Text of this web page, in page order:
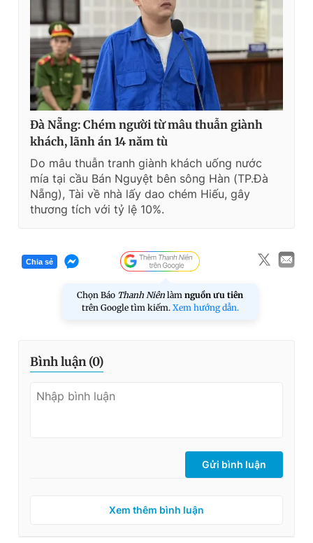
Đà Nẵng: Chém người từ mâu thuẫn giành
khách, lãnh án 14 năm tù
Do mâu thuẫn tranh giành khách uống nước
mía tại cầu Bán Nguyệt bên sông Hàn (TP.Đà
Nẵng), Tài về nhà lấy dao chém Hiếu, gây
thương tích với tỷ lệ 10%.
Chia sẻ
Chọn Báo Thanh Niên làm nguồn ưu tiên
trên Google tìm kiếm. Xem hướng dẫn.
Bình luận (0)
Gửi bình luận
Xem thêm bình luận